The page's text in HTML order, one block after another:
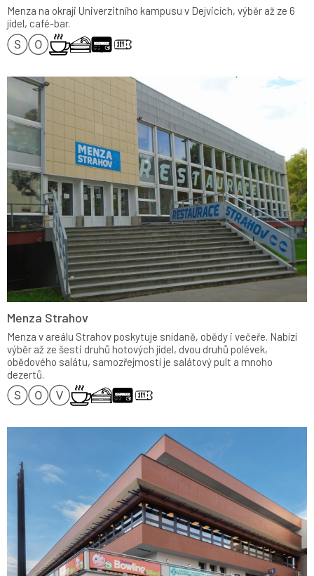
Menza na okraji Univerzitního kampusu v Dejvicích, výběr až ze 6
jídel, café-bar.
Menza Strahov
Menza v areálu Strahov poskytuje snídaně, obědy i večeře. Nabízí
výběr až ze šesti druhů hotových jídel, dvou druhů polévek,
obědového salátu, samozřejmostí je salátový pult a mnoho
dezertů.